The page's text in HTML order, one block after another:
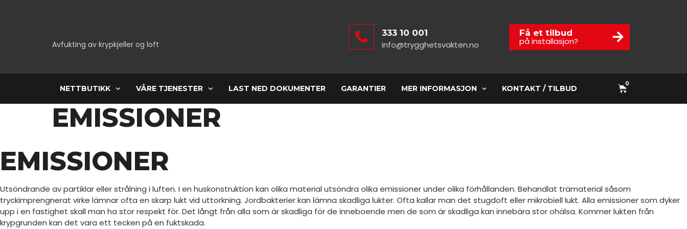
Avfukting av krypkjeller og loft
333 10 001
info@trygghetsvakten.no
Få et tilbud
på installasjon?
NETTBUTIKK VÅRE TJENESTER LAST NED DOKUMENTER GARANTIER MER INFORMASJON KONTAKT / TILBUD
0
EMISSIONER
EMISSIONER
Utsöndrande av partiklar eller strålning i luften. I en huskonstruktion kan olika material utsöndra olika emissioner under olika förhållanden. Behandlat trämaterial såsom
tryckimprengnerat virke lämnar ofta en skarp lukt vid uttorkning. Jordbakterier kan lämna skadliga lukter. Ofta kallar man det stugdoft eller mikrobiell lukt. Alla emissioner som dyker
upp i en fastighet skall man ha stor respekt för. Det långt från alla som är skadliga för de inneboende men de som är skadliga kan innebära stor ohälsa. Kommer lukten från
krypgrunden kan det vara ett tecken på en fuktskada.